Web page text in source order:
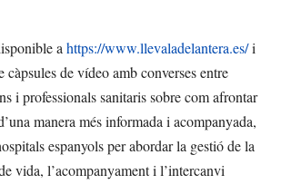
a https://www.llevaladelantera.es/i
càpsules de vídeo amb converses entre
i professionals sanitaris sobre com afrontar
manera més informada i acompanyada,
espanyols per abordar la gestió de la
vida, l’acompanyament i l’intercanvi